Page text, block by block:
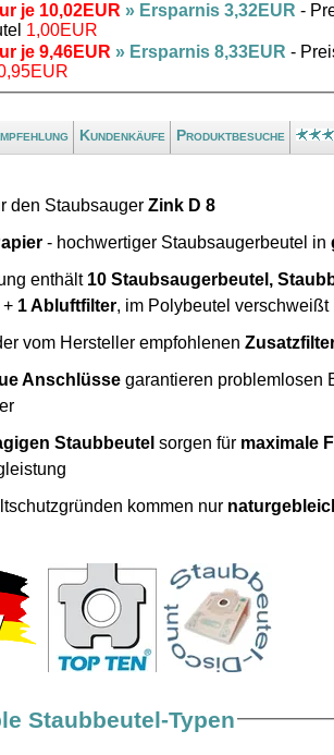
3 Stück nur je 10,02EUR » Ersparnis 3,32EUR -
1,00EUR
5 Stück nur je 9,46EUR » Ersparnis 8,33EUR -
Kundenkäufe Produktbesuche
den StaubsaugerZink D 8
- hochwertiger Staubsaugerbeutel in
enthält 10 Staubsaugerbeutel,
+ 1 Abluftfilter, im Polybeutel verschweißt
vom Hersteller empfohlenen
Anschlüsse garantieren problemlosen
Staubbeutel sorgen für maximale
kommen nur
Staubbeutel-Typen